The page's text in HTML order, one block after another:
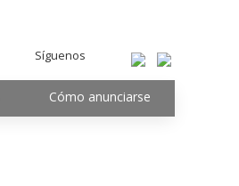
Síguenos
Cómo anunciarse